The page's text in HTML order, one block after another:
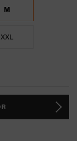
M
XXL